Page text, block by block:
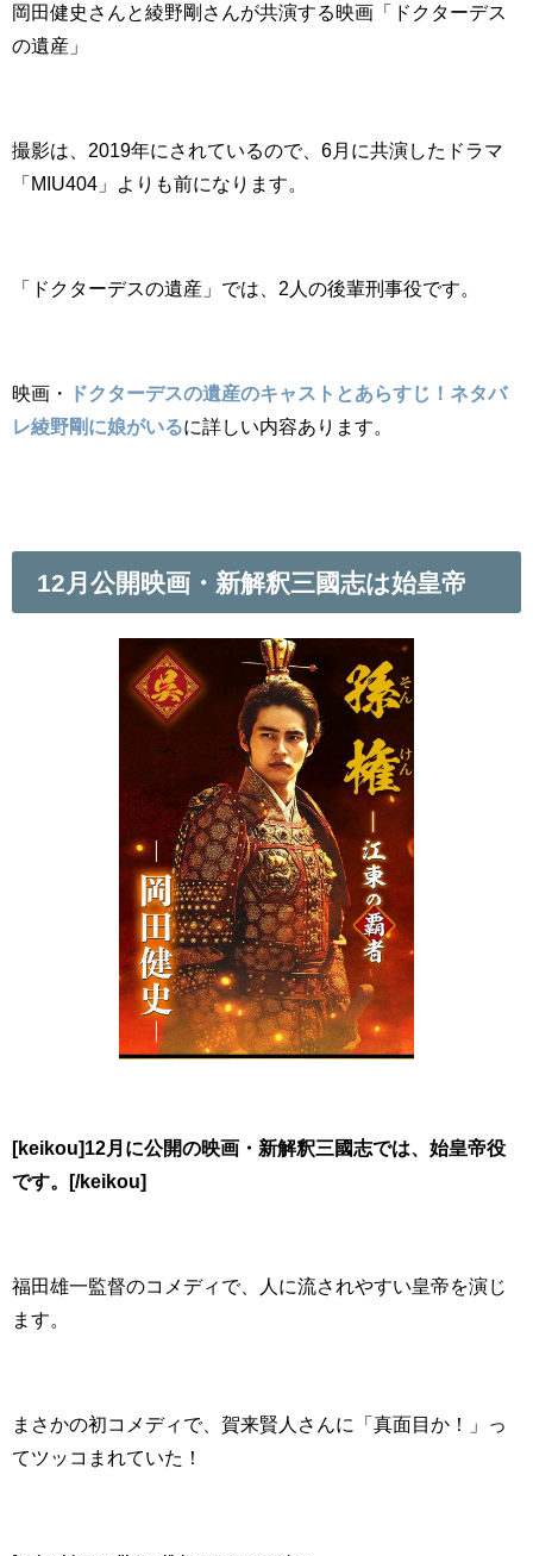
岡田健史さんと綾野剛さんが共演する映画「ドクターデス
の遺産」
撮影は、2019年にされているので、6月に共演したドラマ
「MIU404」よりも前になります。
「ドクターデスの遺産」では、2人の後輩刑事役です。
映画・
ドクターデスの遺産のキャストとあらすじ！ネタバ
レ綾野剛に娘がいるに詳しい内容あります。
12月公開映画・新解釈三國志は始皇帝
[keikou]12月に公開の映画・新解釈三國志では、始皇帝役
です。[/keikou]
福田雄一監督のコメディで、人に流されやすい皇帝を演じ
ます。
まさかの初コメディで、賀来賢人さんに「真面目か！」っ
てツッコまれていた！